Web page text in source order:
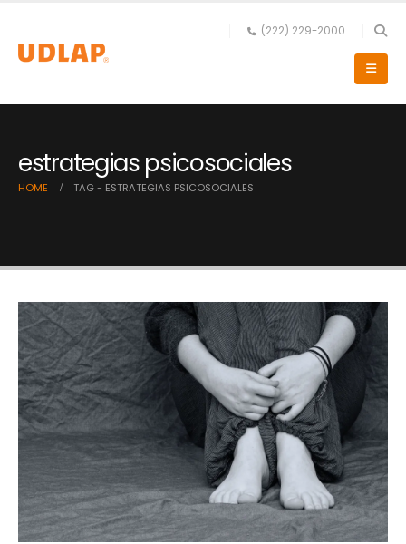
(222) 229-2000
estrategias psicosociales
HOME TAG - ESTRATEGIAS PSICOSOCIALES